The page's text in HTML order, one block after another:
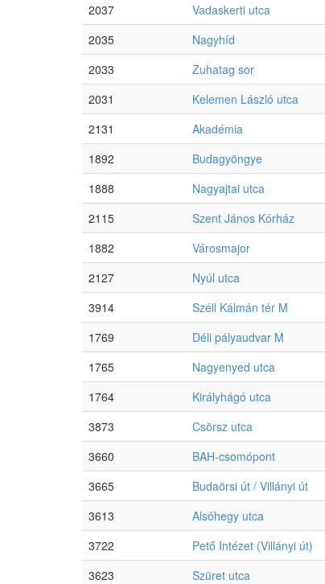
2037
Vadaskerti utca
2035
Nagyhíd
2033
Zuhatag sor
2031
Kelemen László utca
2131
Akadémia
1892
Budagyöngye
1888
Nagyajtai utca
2115
Szent János Kórház
1882
Városmajor
2127
Nyúl utca
3914
Széll Kálmán tér M
1769
Déli pályaudvar M
1765
Nagyenyed utca
1764
Királyhágó utca
3873
Csörsz utca
3660
BAH-csomópont
3665
Budaörsi út / Villányi út
3613
Alsóhegy utca
3722
Pető Intézet (Villányi út)
3623
Szüret utca